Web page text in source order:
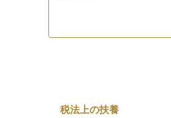
税法上の扶養